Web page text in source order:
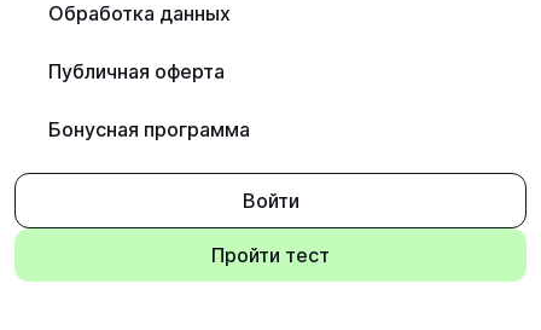
Обработка данных
Публичная оферта
Бонусная программа
Войти
Пройти тест